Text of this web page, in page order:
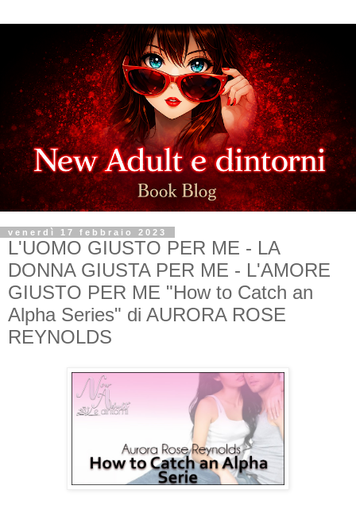
venerdì 17 febbraio 2023
L'UOMO GIUSTO PER ME - LA
DONNA GIUSTA PER ME - L'AMORE
GIUSTO PER ME "How to Catch an
Alpha Series" di AURORA ROSE
REYNOLDS